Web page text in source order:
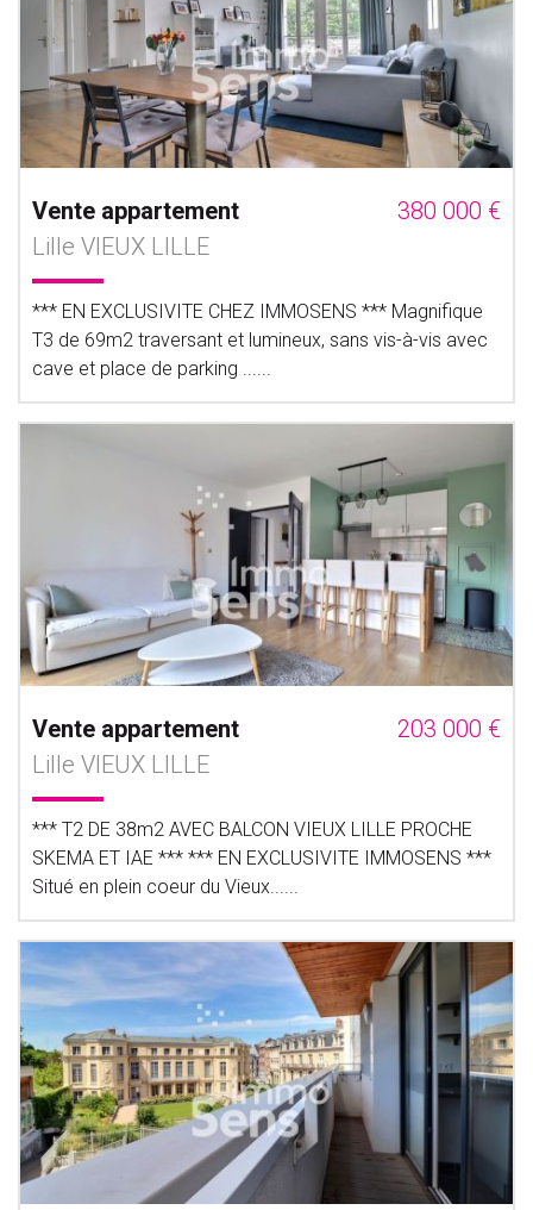
Vente appartement
380 000 €
Lille VIEUX LILLE
*** EN EXCLUSIVITE CHEZ IMMOSENS *** Magnifique
T3 de 69m2 traversant et lumineux, sans vis-à-vis avec
cave et place de parking ......
Vente appartement
203 000 €
Lille VIEUX LILLE
*** T2 DE 38m2 AVEC BALCON VIEUX LILLE PROCHE
SKEMA ET IAE *** *** EN EXCLUSIVITE IMMOSENS ***
Situé en plein coeur du Vieux......